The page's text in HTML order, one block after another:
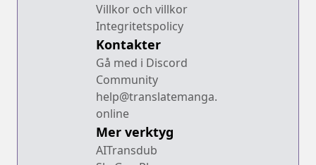
Villkor och villkor
Integritetspolicy
Kontakter
Gå med i Discord
Community
help@translatemanga.
online
Mer verktyg
AITransdub